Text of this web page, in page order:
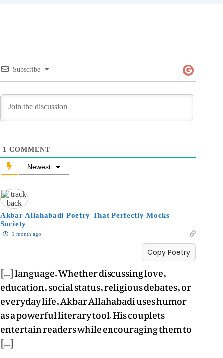
Subscribe
1 COMMENT
Newest
Akbar Allahabadi Poetry That Perfectly Mocks
Society
1 month ago
[…] language. Whether discussing love,
education, social status, religious debates, or
everyday life, Akbar Allahabadi uses humor
as a powerful literary tool. His couplets
entertain readers while encouraging them to
[…]
Copy Poetry